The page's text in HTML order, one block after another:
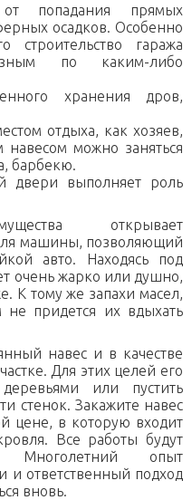
попадания прямых
осадков. Особенно
строительство гаража
по каким-либо
хранения дров,
отдыха, как хозяев,
можно заняться
барбекю.
двери выполняет роль
открывает
машины, позволяющий
авто. Находясь под
очень жарко или душно,
К тому же запахи масел,
не придется их вдыхать
навес и в качестве
Для этих целей его
или пустить
стенок. Закажите навес
цене, в которую входит
Все работы будут
Многолетний опыт
и ответственный подход
вновь.